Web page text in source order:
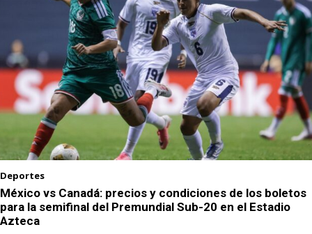
Deportes
México vs Canadá: precios y condiciones de los boletos
para la semifinal del Premundial Sub-20 en el Estadio
Azteca